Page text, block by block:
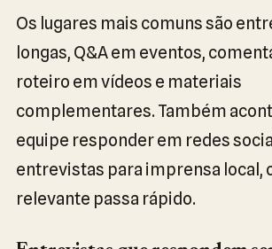
Os lugares mais comuns são
longas, Q&A em eventos,
roteiro em vídeos e materiais
complementares. Também
equipe responder em redes
entrevistas para imprensa local,
relevante passa rápido.